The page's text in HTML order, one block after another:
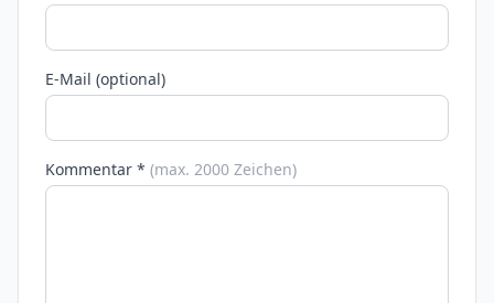
E-Mail (optional)
Kommentar * (max. 2000 Zeichen)